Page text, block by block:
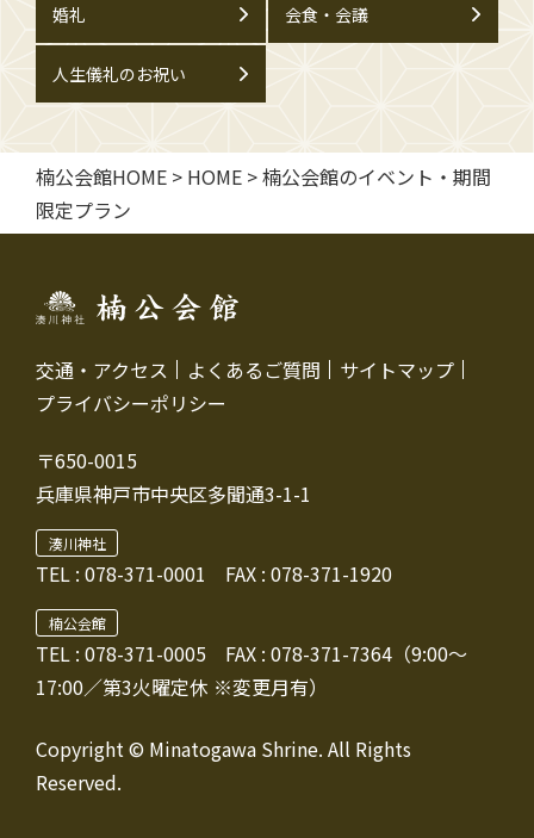
婚礼 会食・会議
人生儀礼のお祝い
楠公会館HOME > HOME >楠公会館のイベント・期間
限定プラン
交通・アクセス よくあるご質問
サイトマップ
プライバシーポリシー
〒650-0015
兵庫県神戸市中央区多聞通3-1-1
湊川神社
TEL : 078-371-0001 FAX : 078-371-1920
楠公会館
TEL : 078-371-0005 FAX : 078-371-7364（9:00～
17:00／第3火曜定休 ※変更月有）
Copyright © Minatogawa Shrine. All Rights
Reserved.